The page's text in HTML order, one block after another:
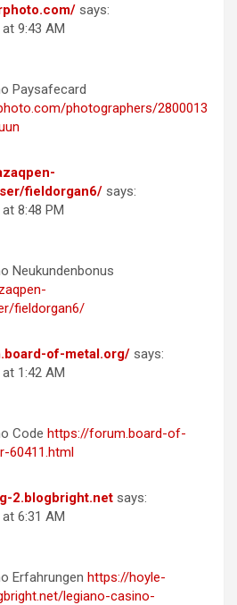
says:
9:43 AM
Paysafecard
photographers/2800013
fieldorgan6/ says:
8:48 PM
Neukundenbonus
fieldorgan6/
of-metal.org/ says:
1:42 AM
Code https://forum.board-of-
60411.html
2.blogbright.net says:
6:31 AM
Erfahrungen https://hoyle-
legiano-casino-